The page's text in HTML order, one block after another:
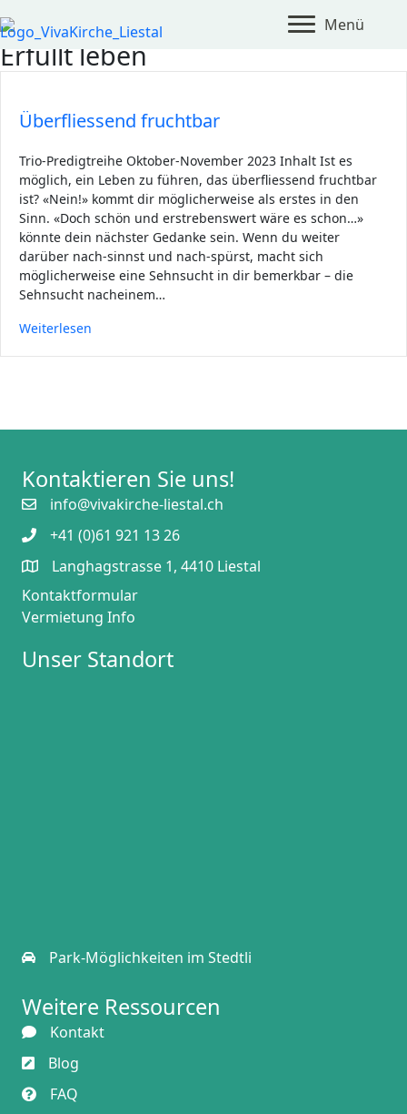
Menü
Erfüllt leben
Überfliessend fruchtbar
Trio-Predigtreihe Oktober-November 2023 Inhalt Ist es
möglich, ein Leben zu führen, das überfliessend fruchtbar
ist? «Nein!» kommt dir möglicherweise als erstes in den
Sinn. «Doch schön und erstrebenswert wäre es schon…»
könnte dein nächster Gedanke sein. Wenn du weiter
darüber nach-sinnst und nach-spürst, macht sich
möglicherweise eine Sehnsucht in dir bemerkbar – die
Sehnsucht nacheinem…
Weiterlesen
Kontaktieren Sie uns!
info@vivakirche-liestal.ch
+41 (0)61 921 13 26
Langhagstrasse 1, 4410 Liestal
Kontaktformular
Vermietung Info
Unser Standort
Park-Möglichkeiten im Stedtli
Weitere Ressourcen
Kontakt
Blog
FAQ